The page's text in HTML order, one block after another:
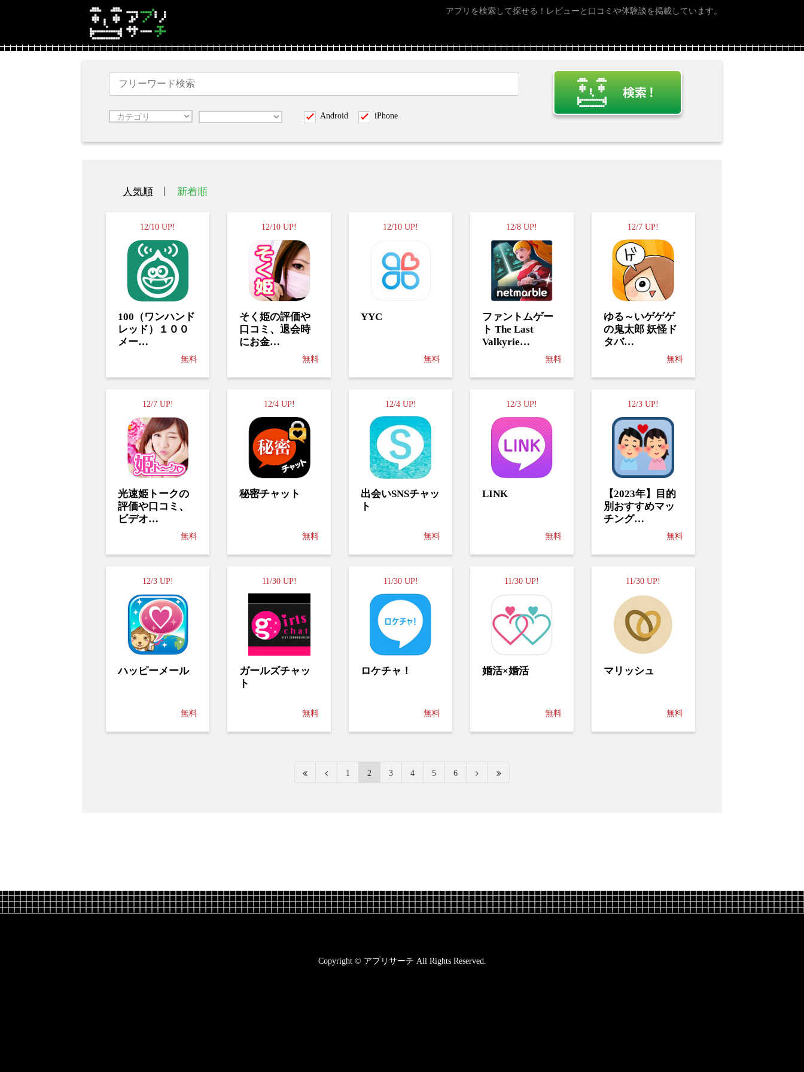
アプリを検索して探せる！レビューと口コミや体験談を掲載しています。
Android iPhone
人気順 新着順
12/10 UP!
100（ワンハンド
レッド）１００
メー…
無料
12/10 UP!
そく姫の評価や
口コミ、退会時
にお金…
無料
12/10 UP!
YYC
無料
12/8 UP!
ファントムゲー
ト The Last
Valkyrie…
無料
12/7 UP!
ゆる～いゲゲゲ
の鬼太郎 妖怪ド
タバ…
無料
12/7 UP!
光速姫トークの
評価や口コミ、
ビデオ…
無料
12/4 UP!
秘密チャット
無料
12/4 UP!
出会いSNSチャッ
ト
無料
12/3 UP!
LINK
無料
12/3 UP!
【2023年】目的
別おすすめマッ
チング…
無料
12/3 UP!
ハッピーメール
無料
11/30 UP!
ガールズチャッ
ト
無料
11/30 UP!
ロケチャ！
無料
11/30 UP!
婚活×婚活
無料
11/30 UP!
マリッシュ
無料
1 2 3 4 5 6
Copyright © アプリサーチ All Rights Reserved.